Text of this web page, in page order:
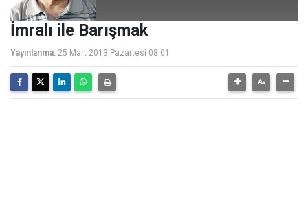
İmralı ile Barışmak
Yayınlanma: 25 Mart 2013 Pazartesi 08:01